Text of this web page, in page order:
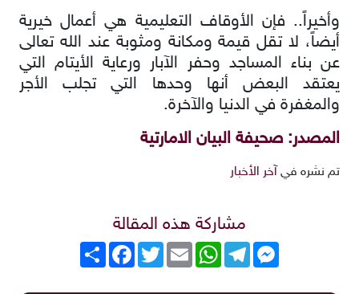
وأخيراً.. فإن الأوقاف التعليمية هي أعمال خيرية
أيضاً، لا تقل قيمة ومكانة ومثوبة عند الله تعالى
عن بناء المساجد وحفر الآبار ورعاية الأيتام التي
يعتقد البعض أنها وحدها التي تجلب الأجر
والمغفرة في الدنيا والآخرة.
المصدر: صحيفة البيان الامارتية
تم نشره في آخر الأخبار
مشاركة هذه المقالة
انشر
FacebookTwitterEmail
WhatsAppTelegram
Messenger